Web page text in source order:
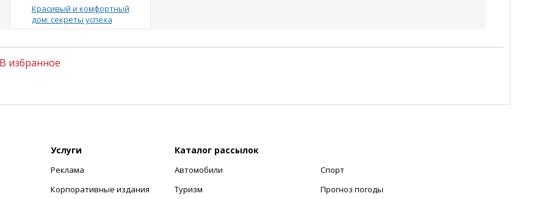
Красивый и комфортный
дом: секреты успеха
В избранное
Услуги
Реклама
Корпоративные издания
Каталог рассылок
Автомобили
Туризм
Спорт
Прогноз погоды